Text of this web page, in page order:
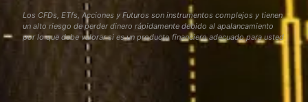
Los CFDs, ETfs, Acciones y Futuros son instrumentos complejos y tienen
un alto riesgo de perder dinero rápidamente debido al apalancamiento
por lo que debe valorar si es un producto financiero adecuado para usted